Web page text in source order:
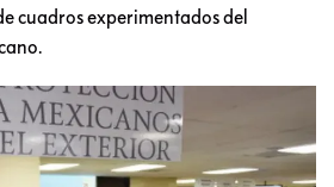
cuadros experimentados del